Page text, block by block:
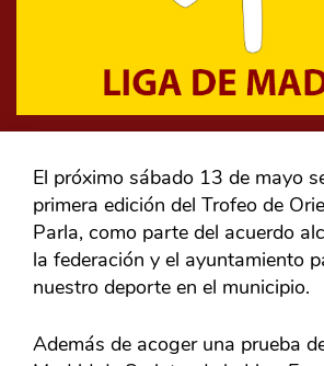
El próximo sábado 13 de mayo
primera edición del Trofeo de
Parla, como parte del acuerdo
la federación y el ayuntamiento
nuestro deporte en el municipio.
Además de acoger una prueba